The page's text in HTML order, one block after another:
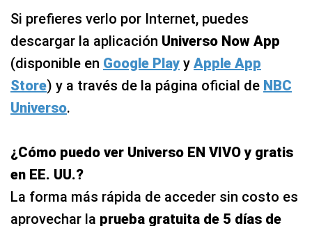
Si prefieres verlo por Internet, puedes
descargar la aplicación Universo Now App
(disponible en Google Play y Apple App
Store) y a través de la página oficial de NBC
Universo.
¿Cómo puedo ver Universo EN VIVO y gratis
en EE. UU.?
La forma más rápida de acceder sin costo es
aprovechar la prueba gratuita de 5 días de